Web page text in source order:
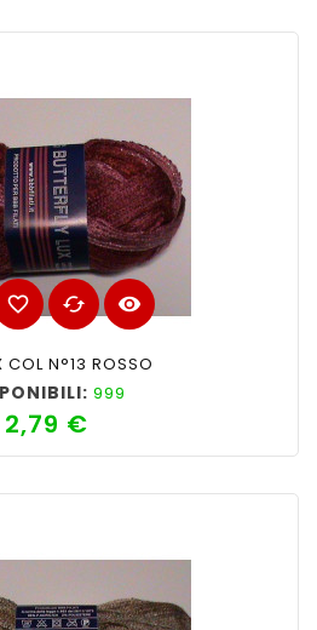
favorite_border cached visibility
COL N°13 ROSSO
999
2,79 €Prezzo